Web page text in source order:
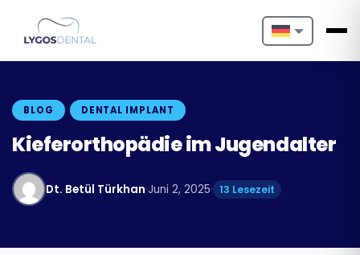
Nederlands
Français
Español
BLOG DENTAL IMPLANT
Kieferorthopädie im Jugendalter
Dt. Betül Türkhan·Juni 2, 2025· 13 Lesezeit